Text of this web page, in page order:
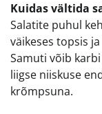
Kuidas vältida
Salatite puhul
väikeses topsis
Samuti võib
liigse niiskuse
krõmpsuna.